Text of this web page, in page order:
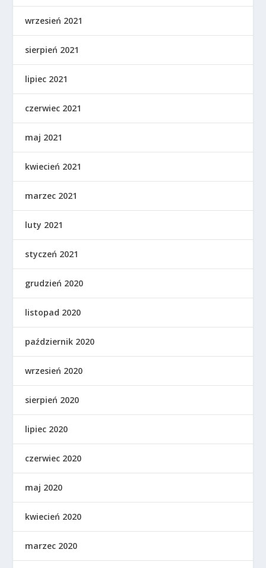
wrzesień 2021
sierpień 2021
lipiec 2021
czerwiec 2021
maj 2021
kwiecień 2021
marzec 2021
luty 2021
styczeń 2021
grudzień 2020
listopad 2020
październik 2020
wrzesień 2020
sierpień 2020
lipiec 2020
czerwiec 2020
maj 2020
kwiecień 2020
marzec 2020